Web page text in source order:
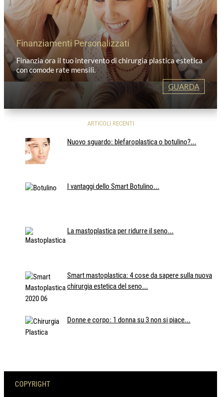
Finanziamenti Personalizzati
Finanzia ora il tuo intervento di chirurgia plastica estetica
con comode rate mensili.
GUARDA
ARTICOLI RECENTI
Nuovo sguardo: blefaroplastica o botulino?...
I vantaggi dello Smart Botulino...
La mastoplastica per ridurre il seno...
Smart mastoplastica: 4 cose da sapere sulla nuova
chirurgia estetica del seno...
Donne e corpo: 1 donna su 3 non si piace...
COPYRIGHT